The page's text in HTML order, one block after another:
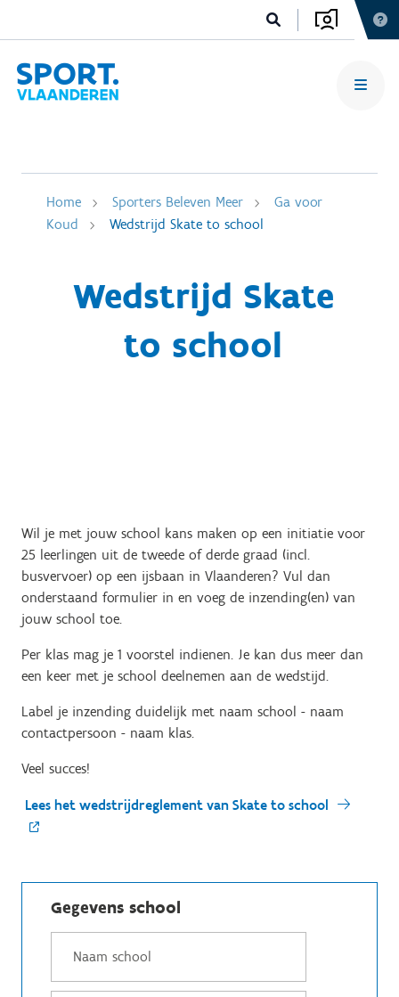
Home Sporters Beleven Meer
Ga voor
Koud
Wedstrijd Skate to school
Wedstrijd Skate
to school
Wil je met jouw school kans maken op een initiatie voor
25 leerlingen uit de tweede of derde graad (incl.
busvervoer) op een ijsbaan in Vlaanderen? Vul dan
onderstaand formulier in en voeg de inzending(en) van
jouw school toe.
Per klas mag je 1 voorstel indienen. Je kan dus meer dan
een keer met je school deelnemen aan de wedstijd.
Label je inzending duidelijk met naam school - naam
contactpersoon - naam klas.
Veel succes!
Lees het wedstrijdreglement van Skate to school
Gegevens school